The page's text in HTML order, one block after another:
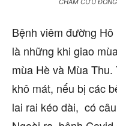
CHÂM CỨU
Bệnh viêm đường
là những khi giao
mùa Hè và Mùa
khô mát, nếu bị các
lai rai kéo dài, có